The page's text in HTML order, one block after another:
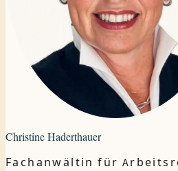
Christine Haderthauer
Fachanwältin für